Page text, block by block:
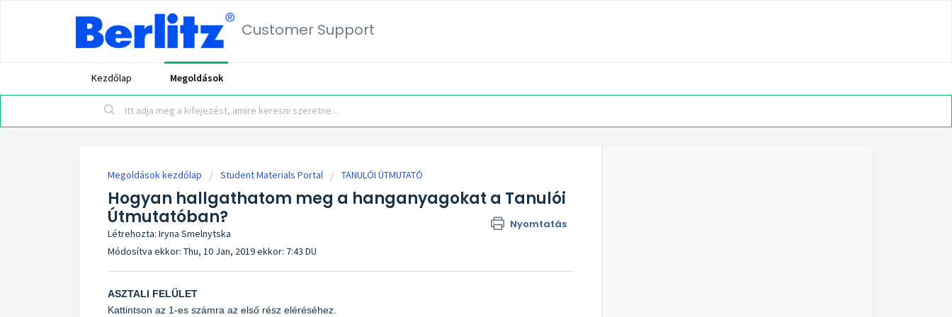
Customer Support
Kezdőlap Megoldások
Megoldások kezdőlap Student Materials Portal TANULÓI ÚTMUTATÓ
Hogyan hallgathatom meg a hanganyagokat a Tanulói
Útmutatóban?
Nyomtatás
Létrehozta: Iryna Smelnytska
Módosítva ekkor: Thu, 10 Jan, 2019 ekkor: 7:43 DU
ASZTALI FELÜLET
Kattintson az 1-es számra az első rész eléréséhez.